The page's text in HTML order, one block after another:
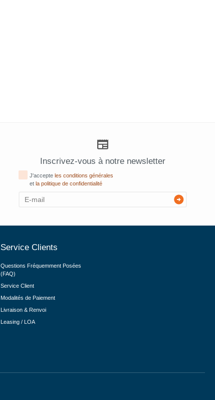
Inscrivez-vous à notre newsletter
J'accepteles conditions générales
etla politique de confidentialité
Service Clients
Questions Fréquemment Posées
(FAQ)
Service Client
Modalités de Paiement
Livraison & Renvoi
Leasing / LOA